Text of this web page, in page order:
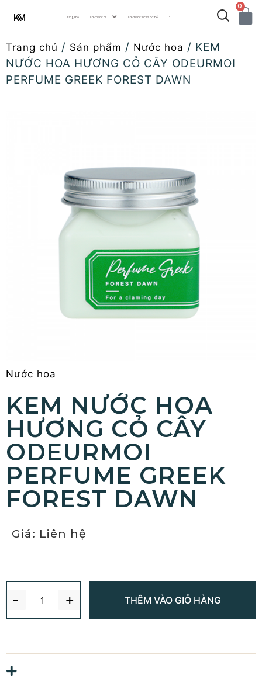
Trang Chủ Chăm sóc da Chăm sóc tóc và cơ thể ···
0
Trang chủ / Sản phẩm / Nước hoa / KEM
NƯỚC HOA HƯƠNG CỎ CÂY ODEURMOI
PERFUME GREEK FOREST DAWN
Nước hoa
KEM NƯỚC HOA
HƯƠNG CỎ CÂY
ODEURMOI
PERFUME GREEK
FOREST DAWN
Giá: Liên hệ
- + THÊM VÀO GIỎ HÀNG